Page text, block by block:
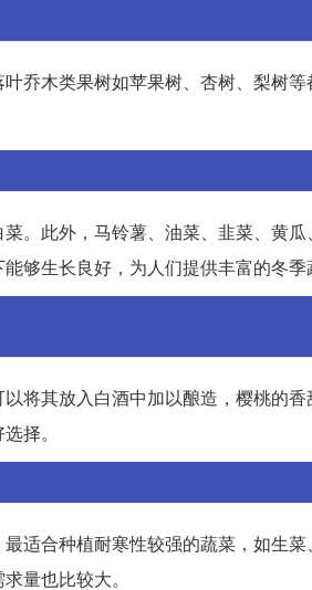
乔木类果树如苹果树、杏树、梨树
。此外，马铃薯、油菜、韭菜、黄
够生长良好，为人们提供丰富的冬季
将其放入白酒中加以酿造，樱桃的
择。
适合种植耐寒性较强的蔬菜，如生
量也比较大。